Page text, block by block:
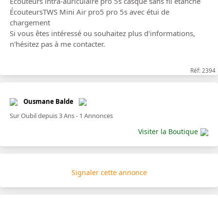
ÉcouteursTWS Mini Air pro5 pro 5s avec étui de
chargement
Si vous êtes intéressé ou souhaitez plus d'informations,
n'hésitez pas à me contacter.
Réf: 2394
Ousmane Balde
Sur Oubil depuis 3 Ans - 1 Annonces
Visiter la Boutique
Signaler cette annonce